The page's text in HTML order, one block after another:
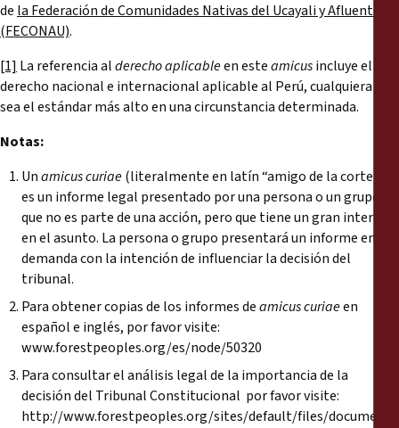
de la Federación de Comunidades Nativas del Ucayali y Afluentes
(FECONAU).
[1] La referencia alderecho aplicableen esteamicusincluye el
derecho nacional e internacional aplicable al Perú, cualquiera que
sea el estándar más alto en una circunstancia determinada.
Notas:
Unamicus curiae(literalmente en latín “amigo de la corte”)
es un informe legal presentado por una persona o un grupo
que no es parte de una acción, pero que tiene un gran interés
en el asunto. La persona o grupo presentará un informe en la
demanda con la intención de influenciar la decisión del
tribunal.
Para obtener copias de los informes deamicus curiaeen
español e inglés, por favor visite:
www.forestpeoples.org/es/node/50320
Para consultar el análisis legal de la importancia de la
decisión del Tribunal Constitucional por favor visite:
http://www.forestpeoples.org/sites/default/files/documents/